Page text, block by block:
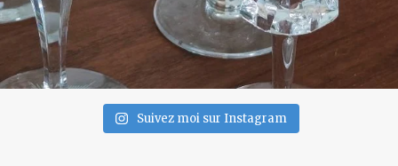
Suivez moi sur Instagram